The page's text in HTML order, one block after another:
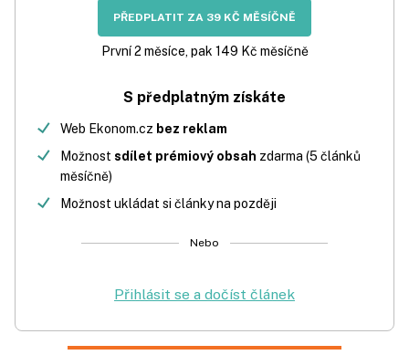
PŘEDPLATIT ZA 39 KČ MĚSÍČNĚ
První 2 měsíce, pak 149 Kč měsíčně
S předplatným získáte
Web Ekonom.cz bez reklam
Možnost sdílet prémiový obsah zdarma (5 článků
měsíčně)
Možnost ukládat si články na později
Nebo
Přihlásit se a dočíst článek